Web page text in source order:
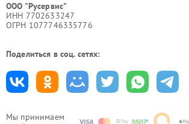
Мы принимаем
ООО "Русервис"
ИНН 7702633247
ОГРН 1077746335776
Поделиться в соц. сетях: